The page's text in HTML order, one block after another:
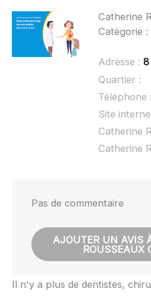
Catherine
Catégorie :
Adresse : 8
Quartier :
Téléphone :
Site
Pas de commentaire
AJOUTER UN AVIS
ROUSSEAUX
Il n'y a plus de dentistes,